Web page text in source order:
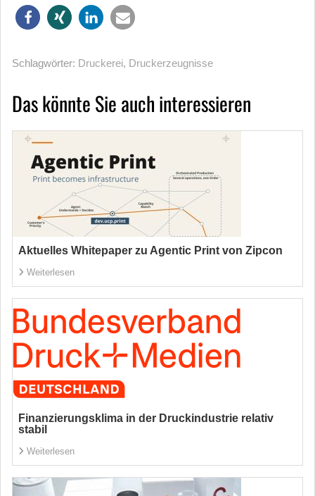
Schlagwörter: Druckerei, Druckerzeugnisse
Das könnte Sie auch interessieren
Aktuelles Whitepaper zu Agentic Print von Zipcon
Weiterlesen
Finanzierungsklima in der Druckindustrie relativ
stabil
Weiterlesen